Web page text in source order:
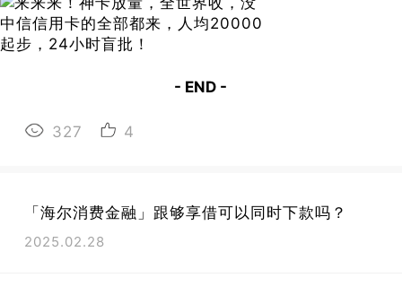
- END -
327 4
「海尔消费金融」跟够享借可以同时下款吗？
2025.02.28